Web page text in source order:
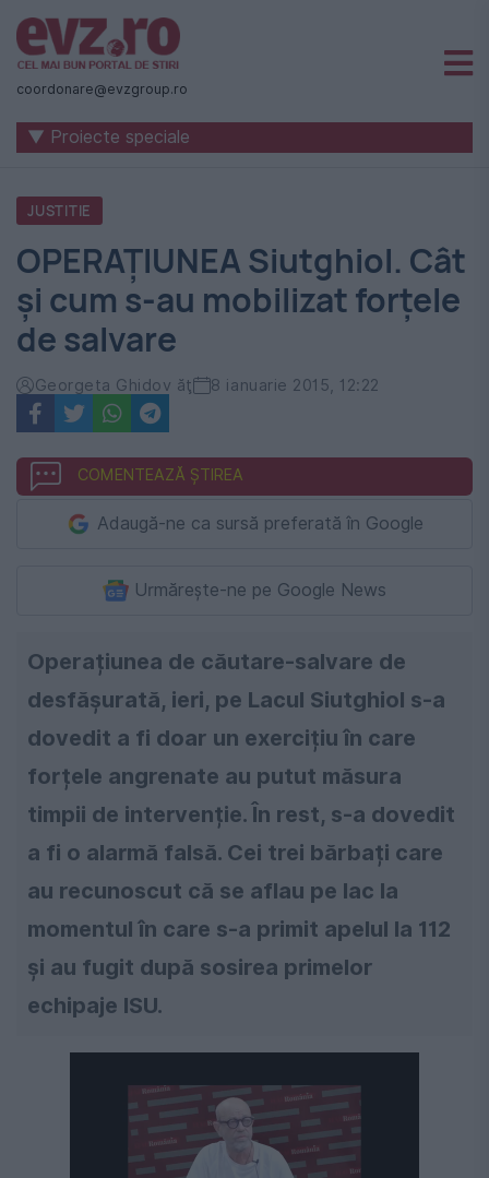
Știri
naționale
internaționale
România
-
Evenimentul
Zilei
coordonare@evzgroup.ro
▼ Proiecte speciale
JUSTITIE
OPERAȚIUNEA Siutghiol. Cât
și cum s-au mobilizat forțele
de salvare
Georgeta Ghidov ăţ 8 ianuarie 2015, 12:22
COMENTEAZĂ ȘTIREA
Adaugă-ne ca sursă preferată în Google
Urmărește-ne pe Google News
Operațiunea de căutare-salvare de
desfășurată, ieri, pe Lacul Siutghiol s-a
dovedit a fi doar un exercițiu în care
forțele angrenate au putut măsura
timpii de intervenție. În rest, s-a dovedit
a fi o alarmă falsă. Cei trei bărbați care
au recunoscut că se aflau pe lac la
momentul în care s-a primit apelul la 112
și au fugit după sosirea primelor
echipaje ISU.